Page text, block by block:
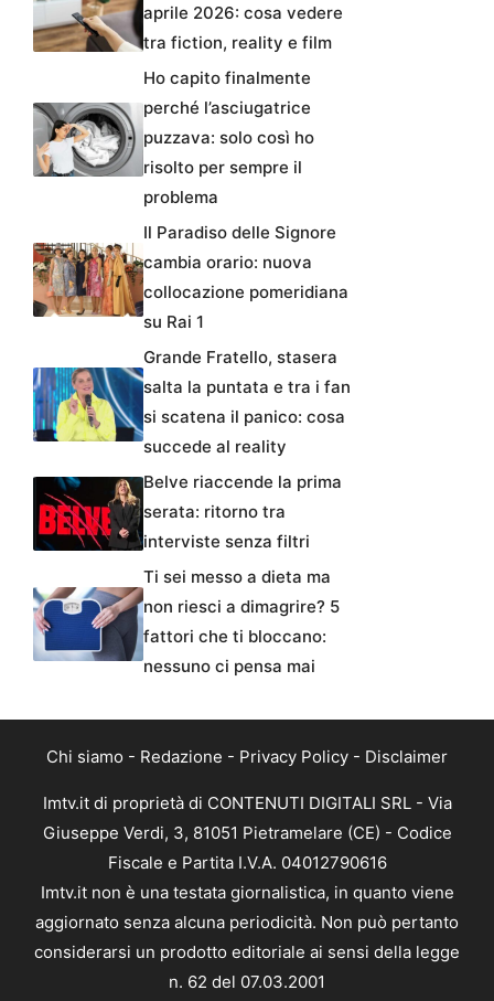
aprile 2026: cosa vedere
tra fiction, reality e film
Ho capito finalmente
perché l’asciugatrice
puzzava: solo così ho
risolto per sempre il
problema
Il Paradiso delle Signore
cambia orario: nuova
collocazione pomeridiana
su Rai 1
Grande Fratello, stasera
salta la puntata e tra i fan
si scatena il panico: cosa
succede al reality
Belve riaccende la prima
serata: ritorno tra
interviste senza filtri
Ti sei messo a dieta ma
non riesci a dimagrire? 5
fattori che ti bloccano:
nessuno ci pensa mai
Chi siamo - Redazione - Privacy Policy - Disclaimer
Imtv.it di proprietà di CONTENUTI DIGITALI SRL - Via
Giuseppe Verdi, 3, 81051 Pietramelare (CE) - Codice
Fiscale e Partita I.V.A. 04012790616
Imtv.it non è una testata giornalistica, in quanto viene
aggiornato senza alcuna periodicità. Non può pertanto
considerarsi un prodotto editoriale ai sensi della legge
n. 62 del 07.03.2001